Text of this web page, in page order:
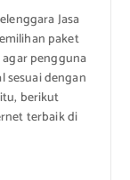
Jasa
paket
pengguna
sesuai dengan
berikut
terbaik di